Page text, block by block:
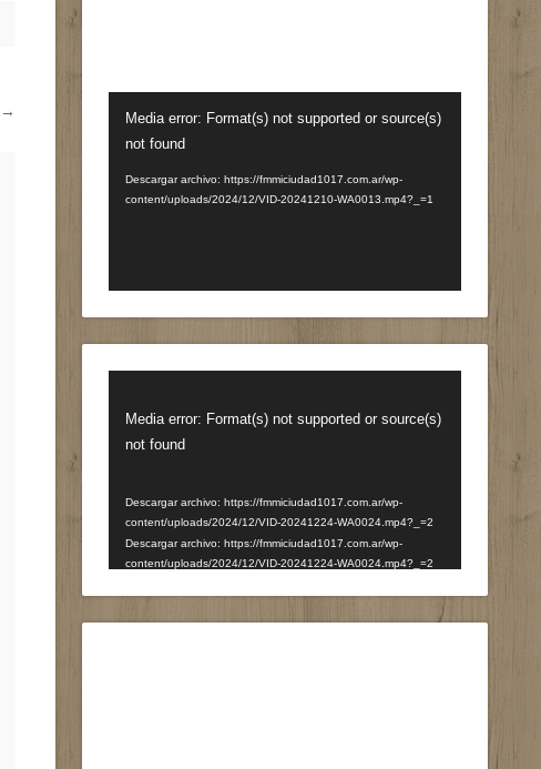
→
de
Media error: Format(s) not supported or source(s)
not found
Descargar archivo: https://fmmiciudad1017.com.ar/wp-
content/uploads/2024/12/VID-20241210-WA0013.mp4?_=1
de
vídeo
Media error: Format(s) not supported or source(s)
not found
Descargar archivo: https://fmmiciudad1017.com.ar/wp-
content/uploads/2024/12/VID-20241224-WA0024.mp4?_=2
Descargar archivo: https://fmmiciudad1017.com.ar/wp-
content/uploads/2024/12/VID-20241224-WA0024.mp4?_=2